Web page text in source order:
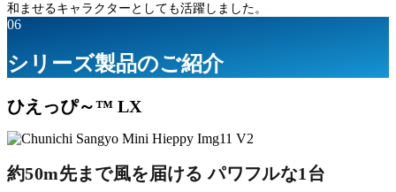
和ませるキャラクターとしても活躍しました。
06
シリーズ製品のご紹介
ひえっぴ～™ LX
約50m先まで風を届ける パワフルな1台